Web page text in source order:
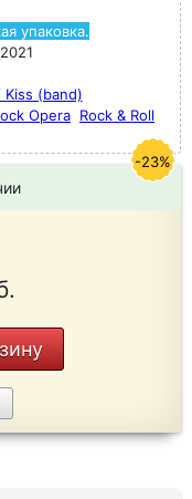
упаковка.
Kiss (band)
Opera Rock & Roll
-23%